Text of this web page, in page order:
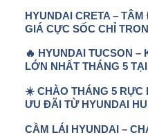
HYUNDAI CRETA –
GIÁ CỰC SỐC CHỈ
🔥 HYUNDAI TUCSON
LỚN NHẤT THÁNG 5
☀️ CHÀO THÁNG 5 RỰC
ƯU ĐÃI TỪ HYUNDAI
CẦM LÁI HYUNDAI –